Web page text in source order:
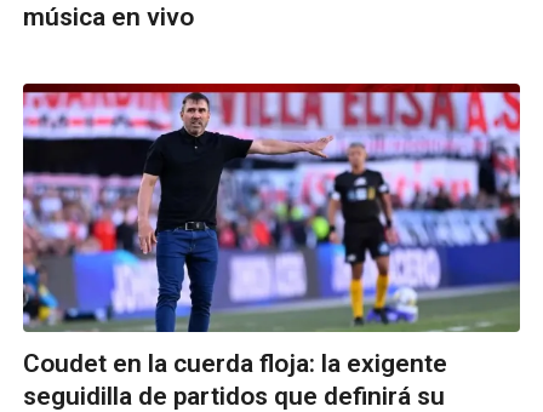
música en vivo
Coudet en la cuerda floja: la exigente
seguidilla de partidos que definirá su